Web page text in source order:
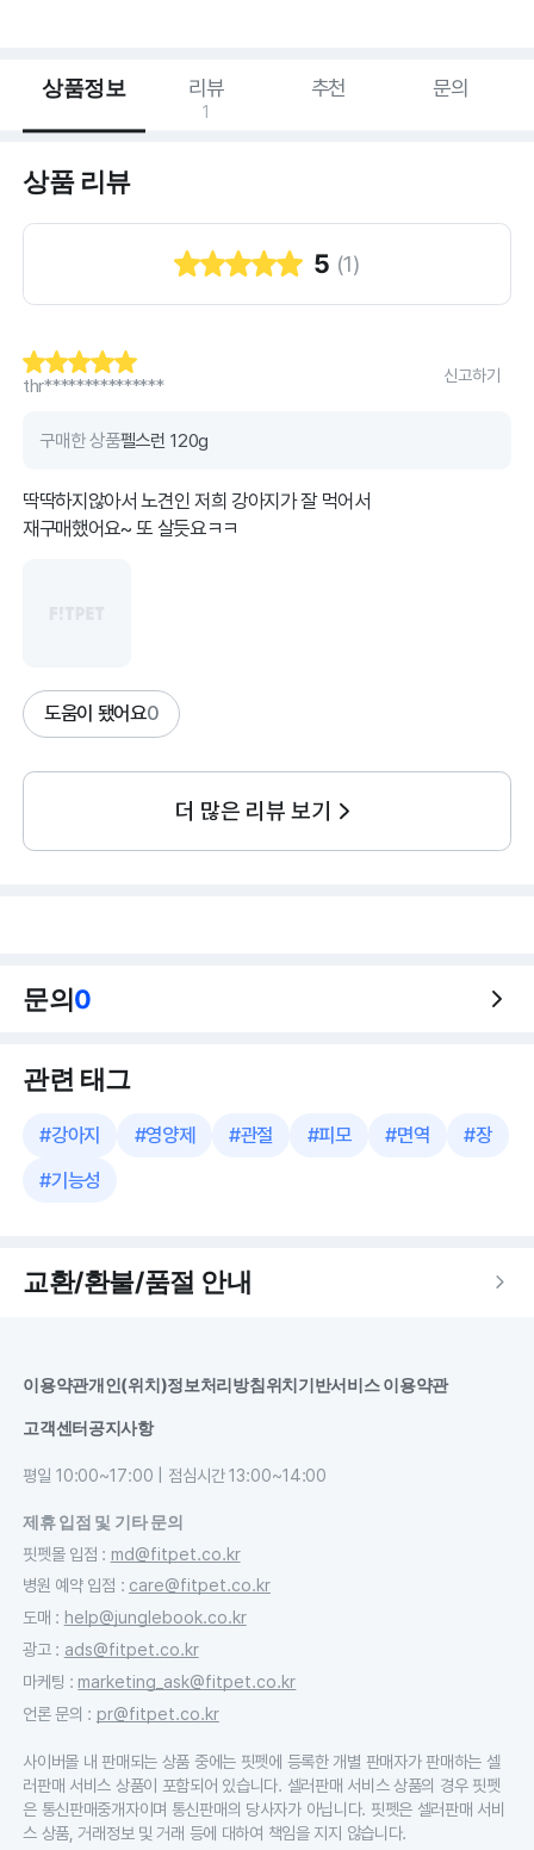
상품정보 리뷰
1
추천 문의
상품 리뷰
5 (1)
thr***************
신고하기
구매한 상품펠스런 120g
딱딱하지않아서 노견인 저희 강아지가 잘 먹어서
재구매했어요~ 또 살듯요ㅋㅋ
도움이 됐어요0
더 많은 리뷰 보기
문의0
관련 태그
#강아지 #영양제 #관절 #피모 #면역 #장
#기능성
교환/환불/품절 안내
이용약관개인(위치)정보처리방침위치기반서비스 이용약관
고객센터공지사항
평일 10:00~17:00 | 점심시간 13:00~14:00
제휴 입점 및 기타 문의
핏펫몰 입점 : md@fitpet.co.kr
병원 예약 입점 : care@fitpet.co.kr
도매 : help@junglebook.co.kr
광고: ads@fitpet.co.kr
마케팅 : marketing_ask@fitpet.co.kr
언론 문의 : pr@fitpet.co.kr
사이버몰 내 판매되는 상품 중에는 핏펫에 등록한 개별 판매자가 판매하는 셀
러판매 서비스 상품이 포함되어 있습니다. 셀러판매 서비스 상품의 경우 핏펫
은 통신판매중개자이며 통신판매의 당사자가 아닙니다. 핏펫은 셀러판매 서비
스 상품, 거래정보 및 거래 등에 대하여 책임을 지지 않습니다.